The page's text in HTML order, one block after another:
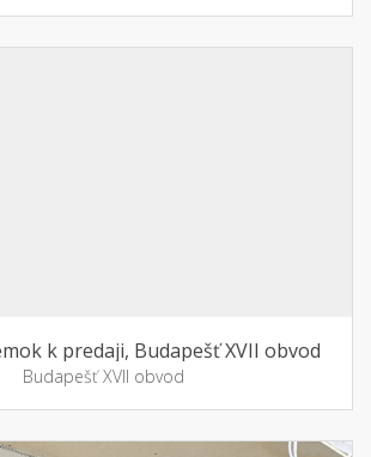
k predaji, Budapešť XVII obvod
Budapešť XVII obvod